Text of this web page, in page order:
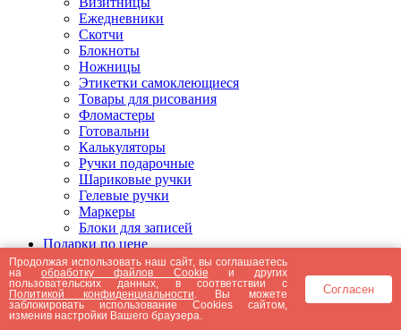
Ежедневники
Скотчи
Блокноты
Ножницы
Этикетки самоклеющиеся
Товары для рисования
Фломастеры
Готовальни
Калькуляторы
Ручки подарочные
Шариковые ручки
Гелевые ручки
Маркеры
Блоки для записей
Подарки по цене
Подарки от 5000 рублей
Подарки до 5000 рублей
Подарки до 3000 рублей
Подарки до 2000 рублей
Подарки до 1000 рублей
Продолжая использовать наш сайт, вы соглашаетесь
наобработку файлов Cookie и других
пользовательских данных, в соответствии с
Политикой конфиденциальности . Вы можете
заблокировать использование Cookies сайтом,
изменив настройки Вашего браузера.
Согласен